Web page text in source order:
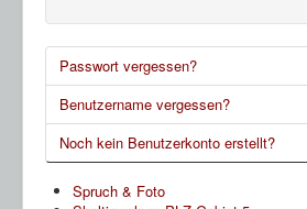
Passwort vergessen?
Benutzername vergessen?
Noch kein Benutzerkonto erstellt?
Spruch & Foto